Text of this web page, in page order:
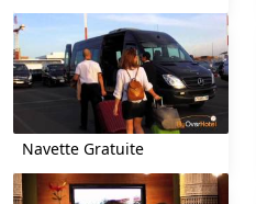
Navette Gratuite